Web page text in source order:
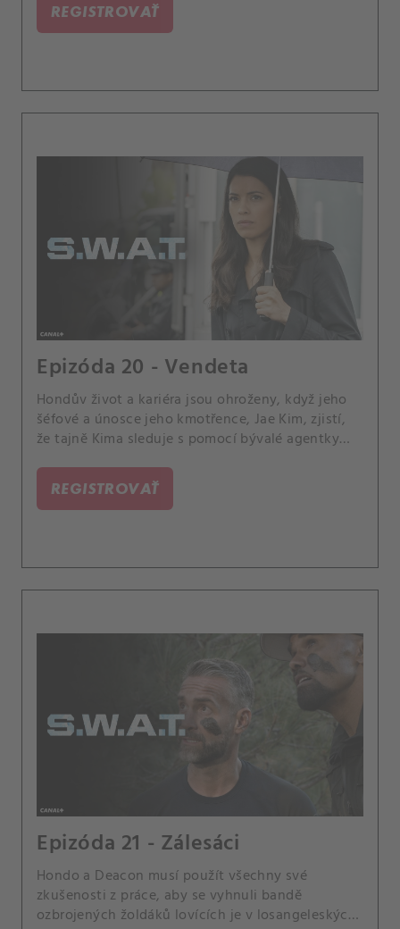
žurnalistky, která navštívila Los Angeles a na
kterou je plánován útok.
REGISTROVAŤ
Epizóda 20 - Vendeta
Hondův život a kariéra jsou ohroženy, když jeho
šéfové a únosce jeho kmotřence, Jae Kim, zjistí,
že tajně Kima sleduje s pomocí bývalé agentky
propuštěná matka Karen mají problém s
přizpůsobením se novému životu.
REGISTROVAŤ
Epizóda 21 - Zálesáci
Hondo a Deacon musí použít všechny své
zkušenosti z práce, aby se vyhnuli bandě
ozbrojených žoldáků lovících je v losangeleských